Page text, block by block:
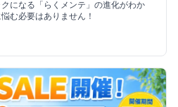
になる「らくメンテ」の進化がわか
む必要はありません！